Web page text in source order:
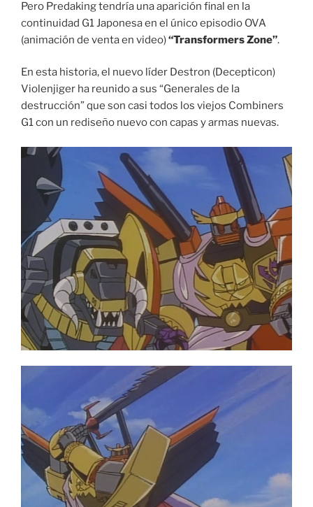
Pero Predaking tendría una aparición final en la
continuidad G1 Japonesa en el único episodio OVA
(animación de venta en video)“Transformers Zone”.
En esta historia, el nuevo líder Destron (Decepticon)
Violenjiger ha reunido a sus “Generales de la
destrucción” que son casi todos los viejos Combiners
G1 con un rediseño nuevo con capas y armas nuevas.